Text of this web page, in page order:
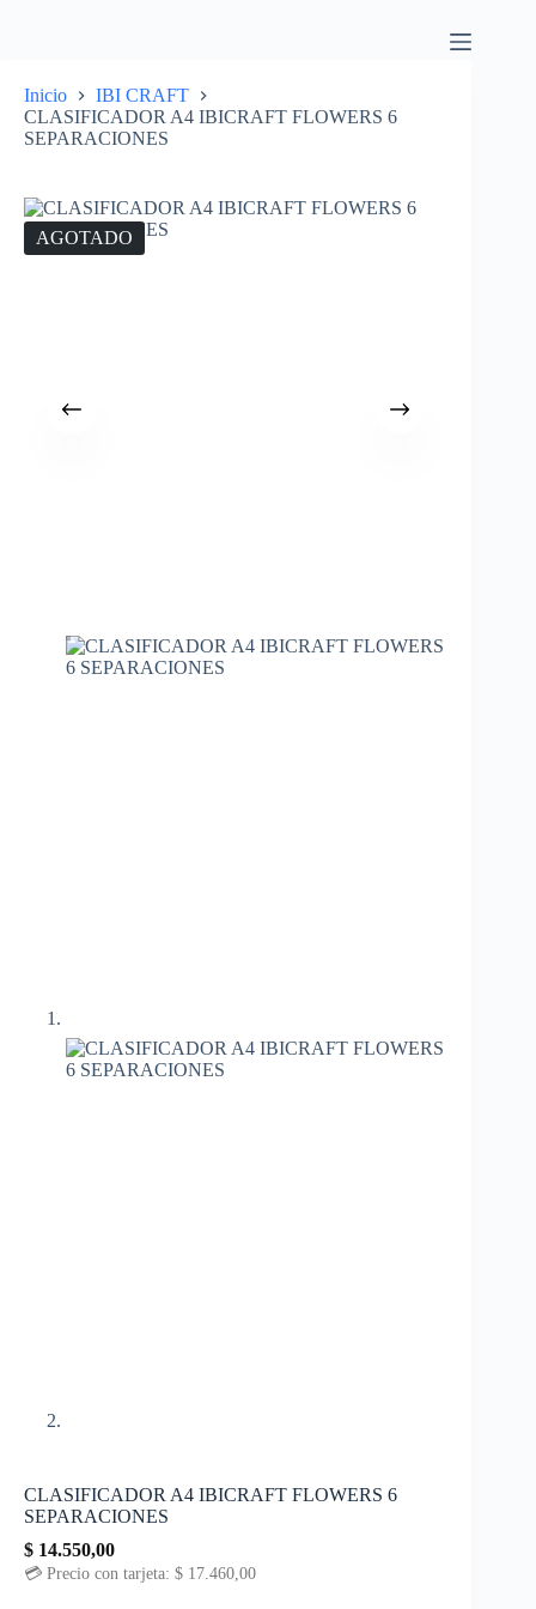
Inicio
IBI CRAFT
CLASIFICADOR A4 IBICRAFT FLOWERS 6
SEPARACIONES
AGOTADO
CLASIFICADOR A4 IBICRAFT FLOWERS 6
SEPARACIONES
$ 14.550,00
💳 Precio con tarjeta: $ 17.460,00